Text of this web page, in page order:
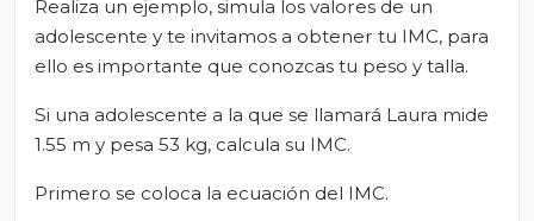
Realiza un ejemplo, simula los valores de un
adolescente y te invitamos a obtener tu IMC, para
ello es importante que conozcas tu peso y talla.
Si una adolescente a la que se llamará Laura mide
1.55 m y pesa 53 kg, calcula su IMC.
Primero se coloca la ecuación del IMC.